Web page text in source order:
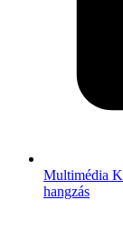
Multimédia
hangzás